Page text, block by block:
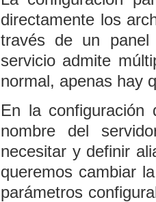
directamente los
través de un panel
servicio admite
normal, apenas hay
En la configuración
nombre del
necesitar y definir
queremos cambiar
parámetros